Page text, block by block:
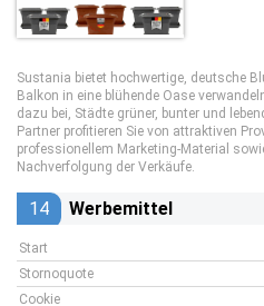
Sustania bietet hochwertige, deutsche
Balkon in eine blühende Oase
dazu bei, Städte grüner, bunter und
Partner profitieren Sie von attraktiven
professionellem Marketing-Material
Nachverfolgung der Verkäufe.
14 Werbemittel
Start
Stornoquote
Cookie